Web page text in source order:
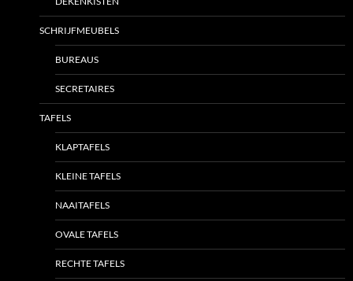
SCHRIJFMEUBELS
BUREAUS
SECRETAIRES
TAFELS
KLAPTAFELS
KLEINE TAFELS
NAAITAFELS
OVALE TAFELS
RECHTE TAFELS